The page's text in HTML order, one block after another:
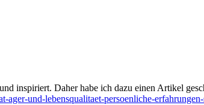
inspiriert. Daher habe ich dazu einen Artikel
ager-und-lebensqualitaet-persoenliche-